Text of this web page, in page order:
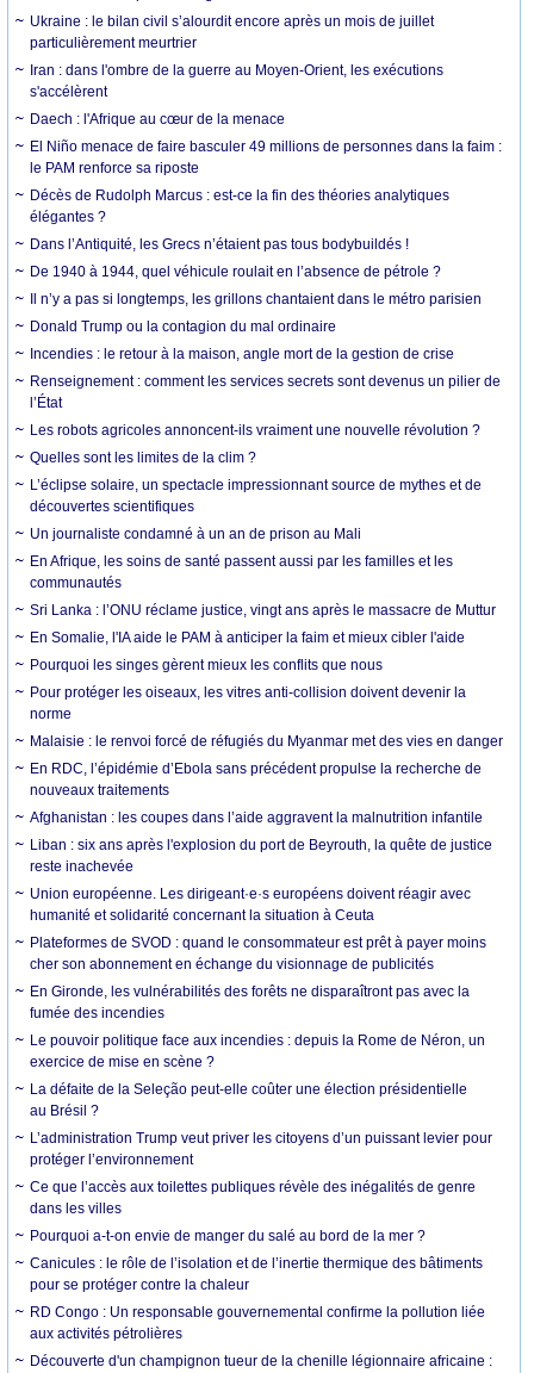
Ukraine : le bilan civil s’alourdit encore après un mois de juillet
particulièrement meurtrier
Iran : dans l'ombre de la guerre au Moyen-Orient, les exécutions
s'accélèrent
Daech : l'Afrique au cœur de la menace
El Niño menace de faire basculer 49 millions de personnes dans la faim :
le PAM renforce sa riposte
Décès de Rudolph Marcus : est-ce la fin des théories analytiques
élégantes ?
Dans l’Antiquité, les Grecs n’étaient pas tous bodybuildés !
De 1940 à 1944, quel véhicule roulait en l’absence de pétrole ?
Il n’y a pas si longtemps, les grillons chantaient dans le métro parisien
Donald Trump ou la contagion du mal ordinaire
Incendies : le retour à la maison, angle mort de la gestion de crise
Renseignement : comment les services secrets sont devenus un pilier de
l’État
Les robots agricoles annoncent-ils vraiment une nouvelle révolution ?
Quelles sont les limites de la clim ?
L’éclipse solaire, un spectacle impressionnant source de mythes et de
découvertes scientifiques
Un journaliste condamné à un an de prison au Mali
En Afrique, les soins de santé passent aussi par les familles et les
communautés
Sri Lanka : l’ONU réclame justice, vingt ans après le massacre de Muttur
En Somalie, l'IA aide le PAM à anticiper la faim et mieux cibler l'aide
Pourquoi les singes gèrent mieux les conflits que nous
Pour protéger les oiseaux, les vitres anti-collision doivent devenir la
norme
Malaisie : le renvoi forcé de réfugiés du Myanmar met des vies en danger
En RDC, l’épidémie d’Ebola sans précédent propulse la recherche de
nouveaux traitements
Afghanistan : les coupes dans l’aide aggravent la malnutrition infantile
Liban : six ans après l'explosion du port de Beyrouth, la quête de justice
reste inachevée
Union européenne. Les dirigeant·e·s européens doivent réagir avec
humanité et solidarité concernant la situation à Ceuta
Plateformes de SVOD : quand le consommateur est prêt à payer moins
cher son abonnement en échange du visionnage de publicités
En Gironde, les vulnérabilités des forêts ne disparaîtront pas avec la
fumée des incendies
Le pouvoir politique face aux incendies : depuis la Rome de Néron, un
exercice de mise en scène ?
La défaite de la Seleção peut-elle coûter une élection présidentielle
au Brésil ?
L’administration Trump veut priver les citoyens d’un puissant levier pour
protéger l’environnement
Ce que l’accès aux toilettes publiques révèle des inégalités de genre
dans les villes
Pourquoi a-t-on envie de manger du salé au bord de la mer ?
Canicules : le rôle de l’isolation et de l’inertie thermique des bâtiments
pour se protéger contre la chaleur
RD Congo : Un responsable gouvernemental confirme la pollution liée
aux activités pétrolières
Découverte d'un champignon tueur de la chenille légionnaire africaine :